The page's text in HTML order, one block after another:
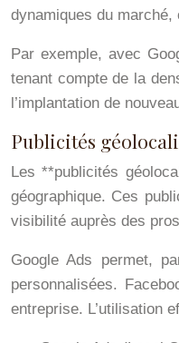
dynamiques du
Par exemple, avec
tenant compte de la
l’implantation de
Publicités
Les **publicités
géographique. Ces
visibilité auprès des
Google Ads permet,
personnalisées.
entreprise. L’utilisation